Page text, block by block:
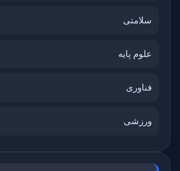
سلامتی
علوم پایه
فناوری
ورزشی